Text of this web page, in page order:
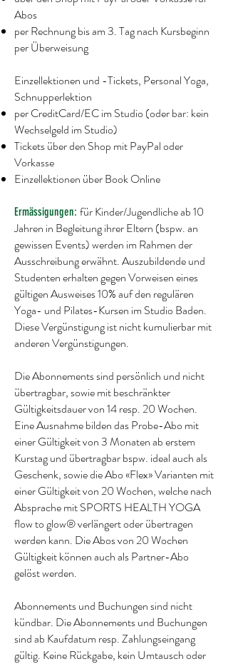
Abos
per Rechnung bis am 3. Tag nach Kursbeginn
per Überweisung
Einzellektionen und -Tickets, Personal Yoga,
Schnupperlektion ​
per CreditCard/EC im Studio (oder bar: kein
Wechselgeld im Studio)
Tickets über den Shop mit PayPal oder
Vorkasse
Einzellektionen über Book Online
Ermässigungen: für Kinder/Jugendliche ab 10
Jahren in Begleitung ihrer Eltern (bspw. an
gewissen Events) werden im Rahmen der
Ausschreibung erwähnt. Auszubildende und
Studenten erhalten gegen Vorweisen eines
gültigen Ausweises 10% auf den regulären
Yoga- und Pilates-Kursen im Studio Baden.
Diese Vergünstigung ist nicht kumulierbar mit
anderen Vergünstigungen.
Die Abonnements sind persönlich und nicht
übertragbar, sowie mit beschränkter
Gültigkeitsdauer von 14 resp. 20 Wochen.
Eine Ausnahme bilden das Probe-Abo mit
einer Gültigkeit von 3 Monaten ab erstem
Kurstag und übertragbar bspw. ideal auch als
Geschenk, sowie die Abo «Flex» Varianten mit
einer Gültigkeit von 20 Wochen, welche nach
Absprache mit SPORTS HEALTH YOGA
flow to glow® verlängert oder übertragen
werden kann. Die Abos von 20 Wochen
Gültigkeit können auch als Partner-Abo
gelöst werden.
Abonnements und Buchungen sind nicht
kündbar. Die Abonnements und Buchungen
sind ab Kaufdatum resp. Zahlungseingang
gültig. Keine Rückgabe, kein Umtausch oder